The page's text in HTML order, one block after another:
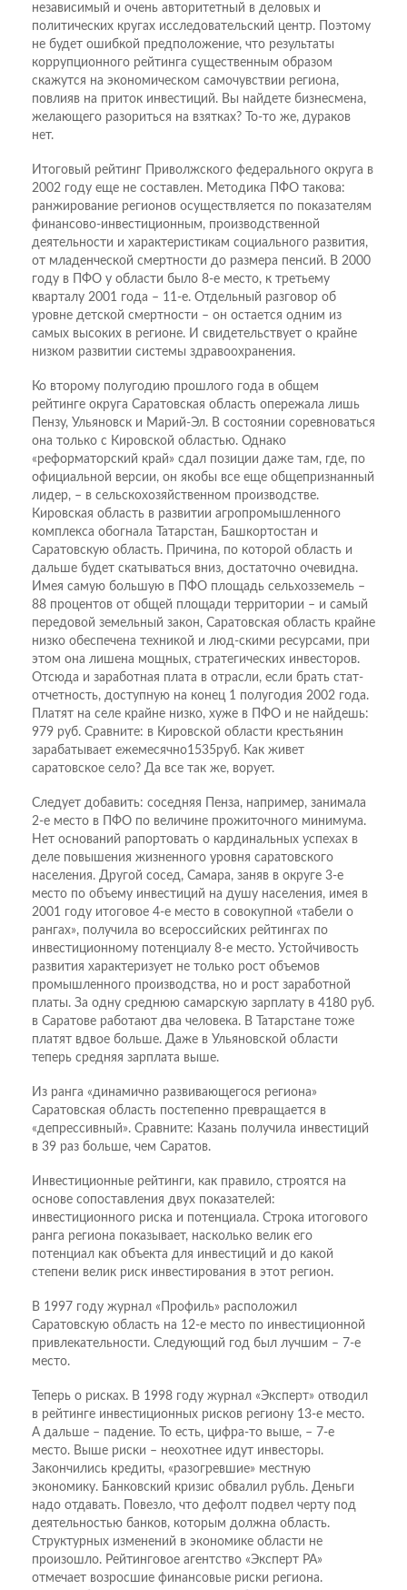
независимый и очень авторитетный в деловых и
политических кругах исследовательский центр. Поэтому
не будет ошибкой предположение, что результаты
коррупционного рейтинга существенным образом
скажутся на экономическом самочувствии региона,
повлияв на приток инвестиций. Вы найдете бизнесмена,
желающего разориться на взятках? То-то же, дураков
нет.
Итоговый рейтинг Приволжского федерального округа в
2002 году еще не составлен. Методика ПФО такова:
ранжирование регионов осуществляется по показателям
финансово-инвестиционным, производственной
деятельности и характеристикам социального развития,
от младенческой смертности до размера пенсий. В 2000
году в ПФО у области было 8-е место, к третьему
кварталу 2001 года – 11-е. Отдельный разговор об
уровне детской смертности – он остается одним из
самых высоких в регионе. И свидетельствует о крайне
низком развитии системы здравоохранения.
Ко второму полугодию прошлого года в общем
рейтинге округа Саратовская область опережала лишь
Пензу, Ульяновск и Марий-Эл. В состоянии соревноваться
она только с Кировской областью. Однако
«реформаторский край» сдал позиции даже там, где, по
официальной версии, он якобы все еще общепризнанный
лидер, – в сельскохозяйственном производстве.
Кировская область в развитии агропромышленного
комплекса обогнала Татарстан, Башкортостан и
Саратовскую область. Причина, по которой область и
дальше будет скатываться вниз, достаточно очевидна.
Имея самую большую в ПФО площадь сельхозземель –
88 процентов от общей площади территории – и самый
передовой земельный закон, Саратовская область крайне
низко обеспечена техникой и люд-скими ресурсами, при
этом она лишена мощных, стратегических инвесторов.
Отсюда и заработная плата в отрасли, если брать стат-
отчетность, доступную на конец 1 полугодия 2002 года.
Платят на селе крайне низко, хуже в ПФО и не найдешь:
979 руб. Сравните: в Кировской области крестьянин
зарабатывает ежемесячно1535руб. Как живет
саратовское село? Да все так же, ворует.
Следует добавить: соседняя Пенза, например, занимала
2-е место в ПФО по величине прожиточного минимума.
Нет оснований рапортовать о кардинальных успехах в
деле повышения жизненного уровня саратовского
населения. Другой сосед, Самара, заняв в округе 3-е
место по объему инвестиций на душу населения, имея в
2001 году итоговое 4-е место в совокупной «табели о
рангах», получила во всероссийских рейтингах по
инвестиционному потенциалу 8-е место. Устойчивость
развития характеризует не только рост объемов
промышленного производства, но и рост заработной
платы. За одну среднюю самарскую зарплату в 4180 руб.
в Саратове работают два человека. В Татарстане тоже
платят вдвое больше. Даже в Ульяновской области
теперь средняя зарплата выше.
Из ранга «динамично развивающегося региона»
Саратовская область постепенно превращается в
«депрессивный». Сравните: Казань получила инвестиций
в 39 раз больше, чем Саратов.
Инвестиционные рейтинги, как правило, строятся на
основе сопоставления двух показателей:
инвестиционного риска и потенциала. Строка итогового
ранга региона показывает, насколько велик его
потенциал как объекта для инвестиций и до какой
степени велик риск инвестирования в этот регион.
В 1997 году журнал «Профиль» расположил
Саратовскую область на 12-е место по инвестиционной
привлекательности. Следующий год был лучшим – 7-е
место.
Теперь о рисках. В 1998 году журнал «Эксперт» отводил
в рейтинге инвестиционных рисков региону 13-е место.
А дальше – падение. То есть, цифра-то выше, – 7-е
место. Выше риски – неохотнее идут инвесторы.
Закончились кредиты, «разогревшие» местную
экономику. Банковский кризис обвалил рубль. Деньги
надо отдавать. Повезло, что дефолт подвел черту под
деятельностью банков, которым должна область.
Структурных изменений в экономике области не
произошло. Рейтинговое агентство «Эксперт РА»
отмечает возросшие финансовые риски региона.